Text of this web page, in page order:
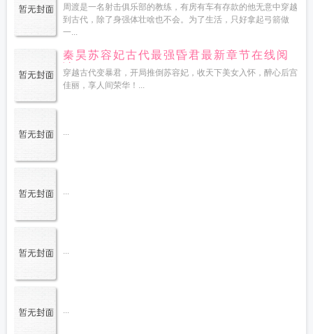
周渡是一名射击俱乐部的教练，有房有车有存款的他无意中穿越
到古代，除了身强体壮啥也不会。为了生活，只好拿起弓箭做
一...
秦昊苏容妃古代最强昏君最新章节在线阅
读
穿越古代变暴君，开局推倒苏容妃，收天下美女入怀，醉心后宫
佳丽，享人间荣华！...
...
...
...
...